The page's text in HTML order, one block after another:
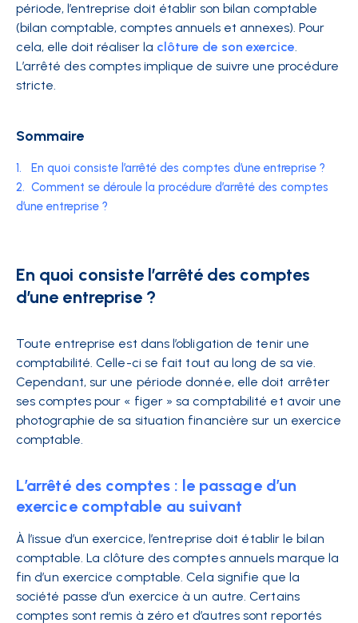
période, l’entreprise doit établir son bilan comptable
(bilan comptable, comptes annuels et annexes). Pour
cela, elle doit réaliser la clôture de son exercice.
L’arrêté des comptes implique de suivre une procédure
stricte.
Sommaire
1.
En quoi consiste l’arrêté des comptes d’une entreprise ?
2. Comment se déroule la procédure d’arrêté des comptes
d’une entreprise ?
En quoi consiste l’arrêté des comptes
d’une entreprise ?
Toute entreprise est dans l’obligation de tenir une
comptabilité. Celle-ci se fait tout au long de sa vie.
Cependant, sur une période donnée, elle doit arrêter
ses comptes pour « figer » sa comptabilité et avoir une
photographie de sa situation financière sur un exercice
comptable.
L’arrêté des comptes : le passage d’un
exercice comptable au suivant
À l’issue d’un exercice, l’entreprise doit établir le bilan
comptable. La clôture des comptes annuels marque la
fin d’un exercice comptable. Cela signifie que la
société passe d’un exercice à un autre. Certains
comptes sont remis à zéro et d’autres sont reportés